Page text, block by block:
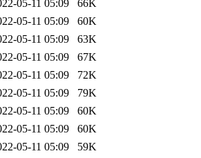
05-11 05:09
66K
05-11 05:09
60K
05-11 05:09
63K
05-11 05:09
67K
05-11 05:09
72K
05-11 05:09
79K
05-11 05:09
60K
05-11 05:09
60K
05-11 05:09
59K